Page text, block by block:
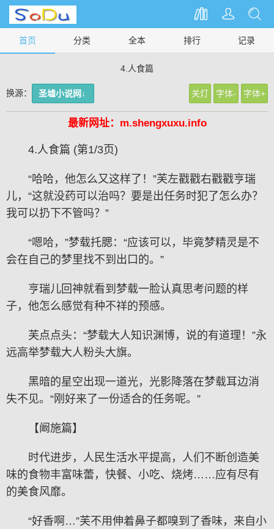
首页 分类 全本 排行 记录
4.人食篇
换源： 圣墟小说网↓ 关灯 字体- 字体+
最新网址：m.shengxuxu.info
4.人食篇 (第1/3页)
“哈哈，他怎么又这样了！”芙左戳戳右戳戳亨瑞
儿，“这就没药可以治吗？要是出任务时犯了怎么办？
我可以扔下不管吗？”
“嗯哈，”梦载托腮：“应该可以，毕竟梦精灵是不
会在自己的梦里找不到出口的。”
亨瑞儿回神就看到梦载一脸认真思考问题的样
子，他怎么感觉有种不祥的预感。
芙点点头：“梦载大人知识渊博，说的有道理！”永
远高举梦载大人粉头大旗。
黑暗的星空出现一道光，光影降落在梦载耳边消
失不见。“刚好来了一份适合的任务呢。”
【阚施篇】
时代进步，人民生活水平提高，人们不断创造美
味的食物丰富味蕾，快餐、小吃、烧烤……应有尽有
的美食风靡。
“好香啊…”芙不用伸着鼻子都嗅到了香味，来自小